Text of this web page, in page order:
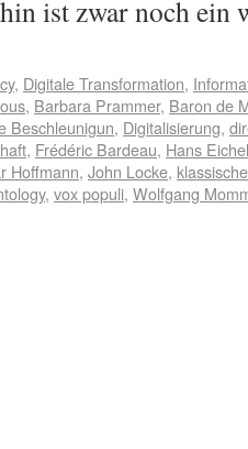
ist zwar noch
, Digitale Transformation,
, Barbara Prammer, Baron de
Beschleunigun, Digitalisierung,
, Frédéric Bardeau, Hans Eichel
Hoffmann, John Locke,
, vox populi, Wolfgang